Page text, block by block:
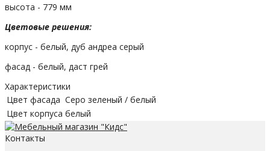
высота - 779 мм
Цветовые решения:
корпус - белый, дуб андреа серый
фасад - белый, даст грей
Характеристики
Цвет фасада Серо зеленый / белый
Цвет корпуса белый
Контакты